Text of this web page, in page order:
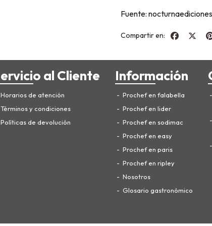
Fuente:
Compartir en:
al Cliente
de atención
y condiciones
de devolución
Información
Prochef en falabella
Prochef en lider
Prochef en sodimac
Prochef en easy
Prochef en paris
Prochef en ripley
Nosotros
Glosario gastronómico